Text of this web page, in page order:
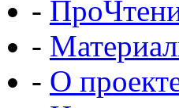
-
-
- О